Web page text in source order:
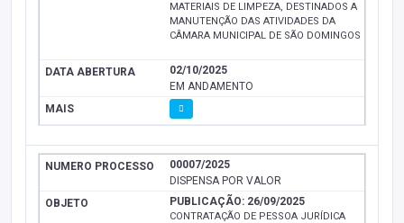
MATERIAIS DE LIMPEZA, DESTINADOS A
MANUTENÇÃO DAS ATIVIDADES DA
CÂMARA MUNICIPAL DE SÃO DOMINGOS
02/10/2025
EM ANDAMENTO
00007/2025
DISPENSA POR VALOR
PUBLICAÇÃO: 26/09/2025
CONTRATAÇÃO DE PESSOA JURÍDICA